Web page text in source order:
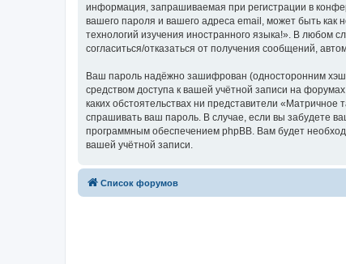
информация, запрашиваемая при регистрации в
вашего пароля и вашего адреса email, может быть как
технологий изучения иностранного языка!». В любом
согласиться/отказаться от получения сообщений,
Ваш пароль надёжно зашифрован (односторонним
средством доступа к вашей учётной записи на
каких обстоятельствах ни представители
спрашивать ваш пароль. В случае, если вы забудете
программным обеспечением phpBB. Вам будет
вашей учётной записи.
Список форумов